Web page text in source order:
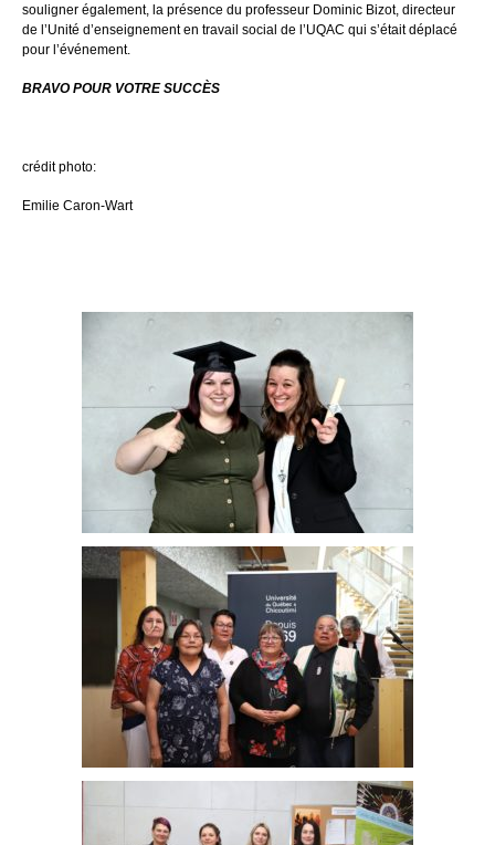
souligner également, la présence du professeur Dominic Bizot, directeur
de l’Unité d’enseignement en travail social de l’UQAC qui s’était déplacé
pour l’événement.
BRAVO POUR VOTRE SUCCÈS
crédit photo:
Emilie Caron-Wart